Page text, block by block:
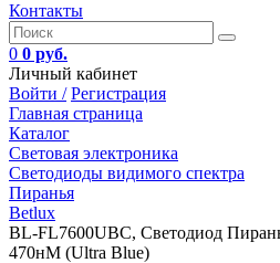
Контакты
0 0 руб.
Личный кабинет
Войти / Регистрация
Главная страница
Каталог
Световая электроника
Светодиоды видимого спектра
Пиранья
Betlux
BL-FL7600UBC, Светодиод
470нМ (Ultra Blue)